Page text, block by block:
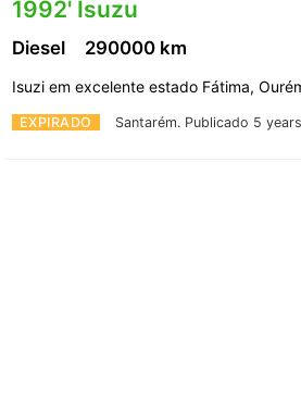
1992' Isuzu
EXPIRADO Santarém. Publicado 5
Diesel 290000 km
Isuzi em excelente estado Fátima,